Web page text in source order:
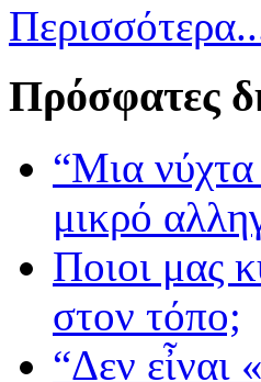
Πρόσφατες
“Μια
μικρό
Ποιοι μας
στον τόπο;
“Δεν εἶναι